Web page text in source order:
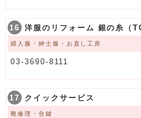
16 洋服のリフォーム 銀の糸（
婦人服・紳士服・お直し工房
03-3690-8111
17 クイックサービス
靴修理・合鍵